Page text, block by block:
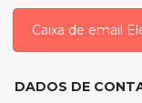
Caixa de email
DADOS DE